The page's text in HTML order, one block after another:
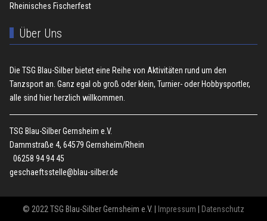
Rheinisches Fischerfest
Über Uns
Die TSG Blau-Silber bietet eine Reihe von Aktivitäten rund um den
Tanzsport an. Ganz egal ob groß oder klein, Turnier- oder Hobbysportler,
alle sind hier herzlich willkommen.
TSG Blau-Silber Gernsheim e.V.
Dammstraße 4, 64579 Gernsheim/Rhein
06258 94 94 45
geschaeftsstelle@blau-silber.de
© 2022 TSG Blau-Silber Gernsheim e.V. | Impressum Datenschutz